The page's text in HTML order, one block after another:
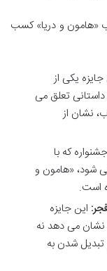
«هامون و دریا» کسب
جایزه یکی از
داستانی تعلق می
نشان از
که با
شود، «هامون و
است.
این جایزه
نشان می دهد نه
تبدیل شدن به